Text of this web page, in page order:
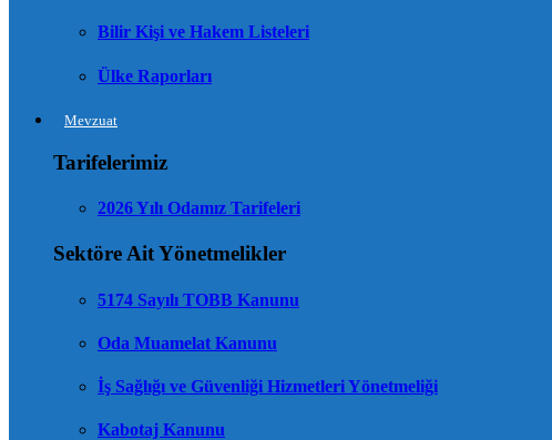
Bilir Kişi ve Hakem Listeleri
Ülke Raporları
Mevzuat
Tarifelerimiz
2026 Yılı Odamız Tarifeleri
Sektöre Ait Yönetmelikler
5174 Sayılı TOBB Kanunu
Oda Muamelat Kanunu
İş Sağlığı ve Güvenliği Hizmetleri Yönetmeliği
Kabotaj Kanunu